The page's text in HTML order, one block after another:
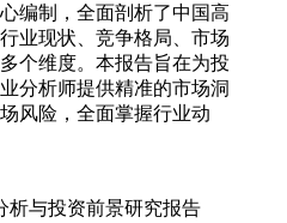
编制，全面剖析了中国高
业现状、竞争格局、市场
个维度。本报告旨在为投
分析师提供精准的市场洞
风险，全面掌握行业动
析与投资前景研究报告